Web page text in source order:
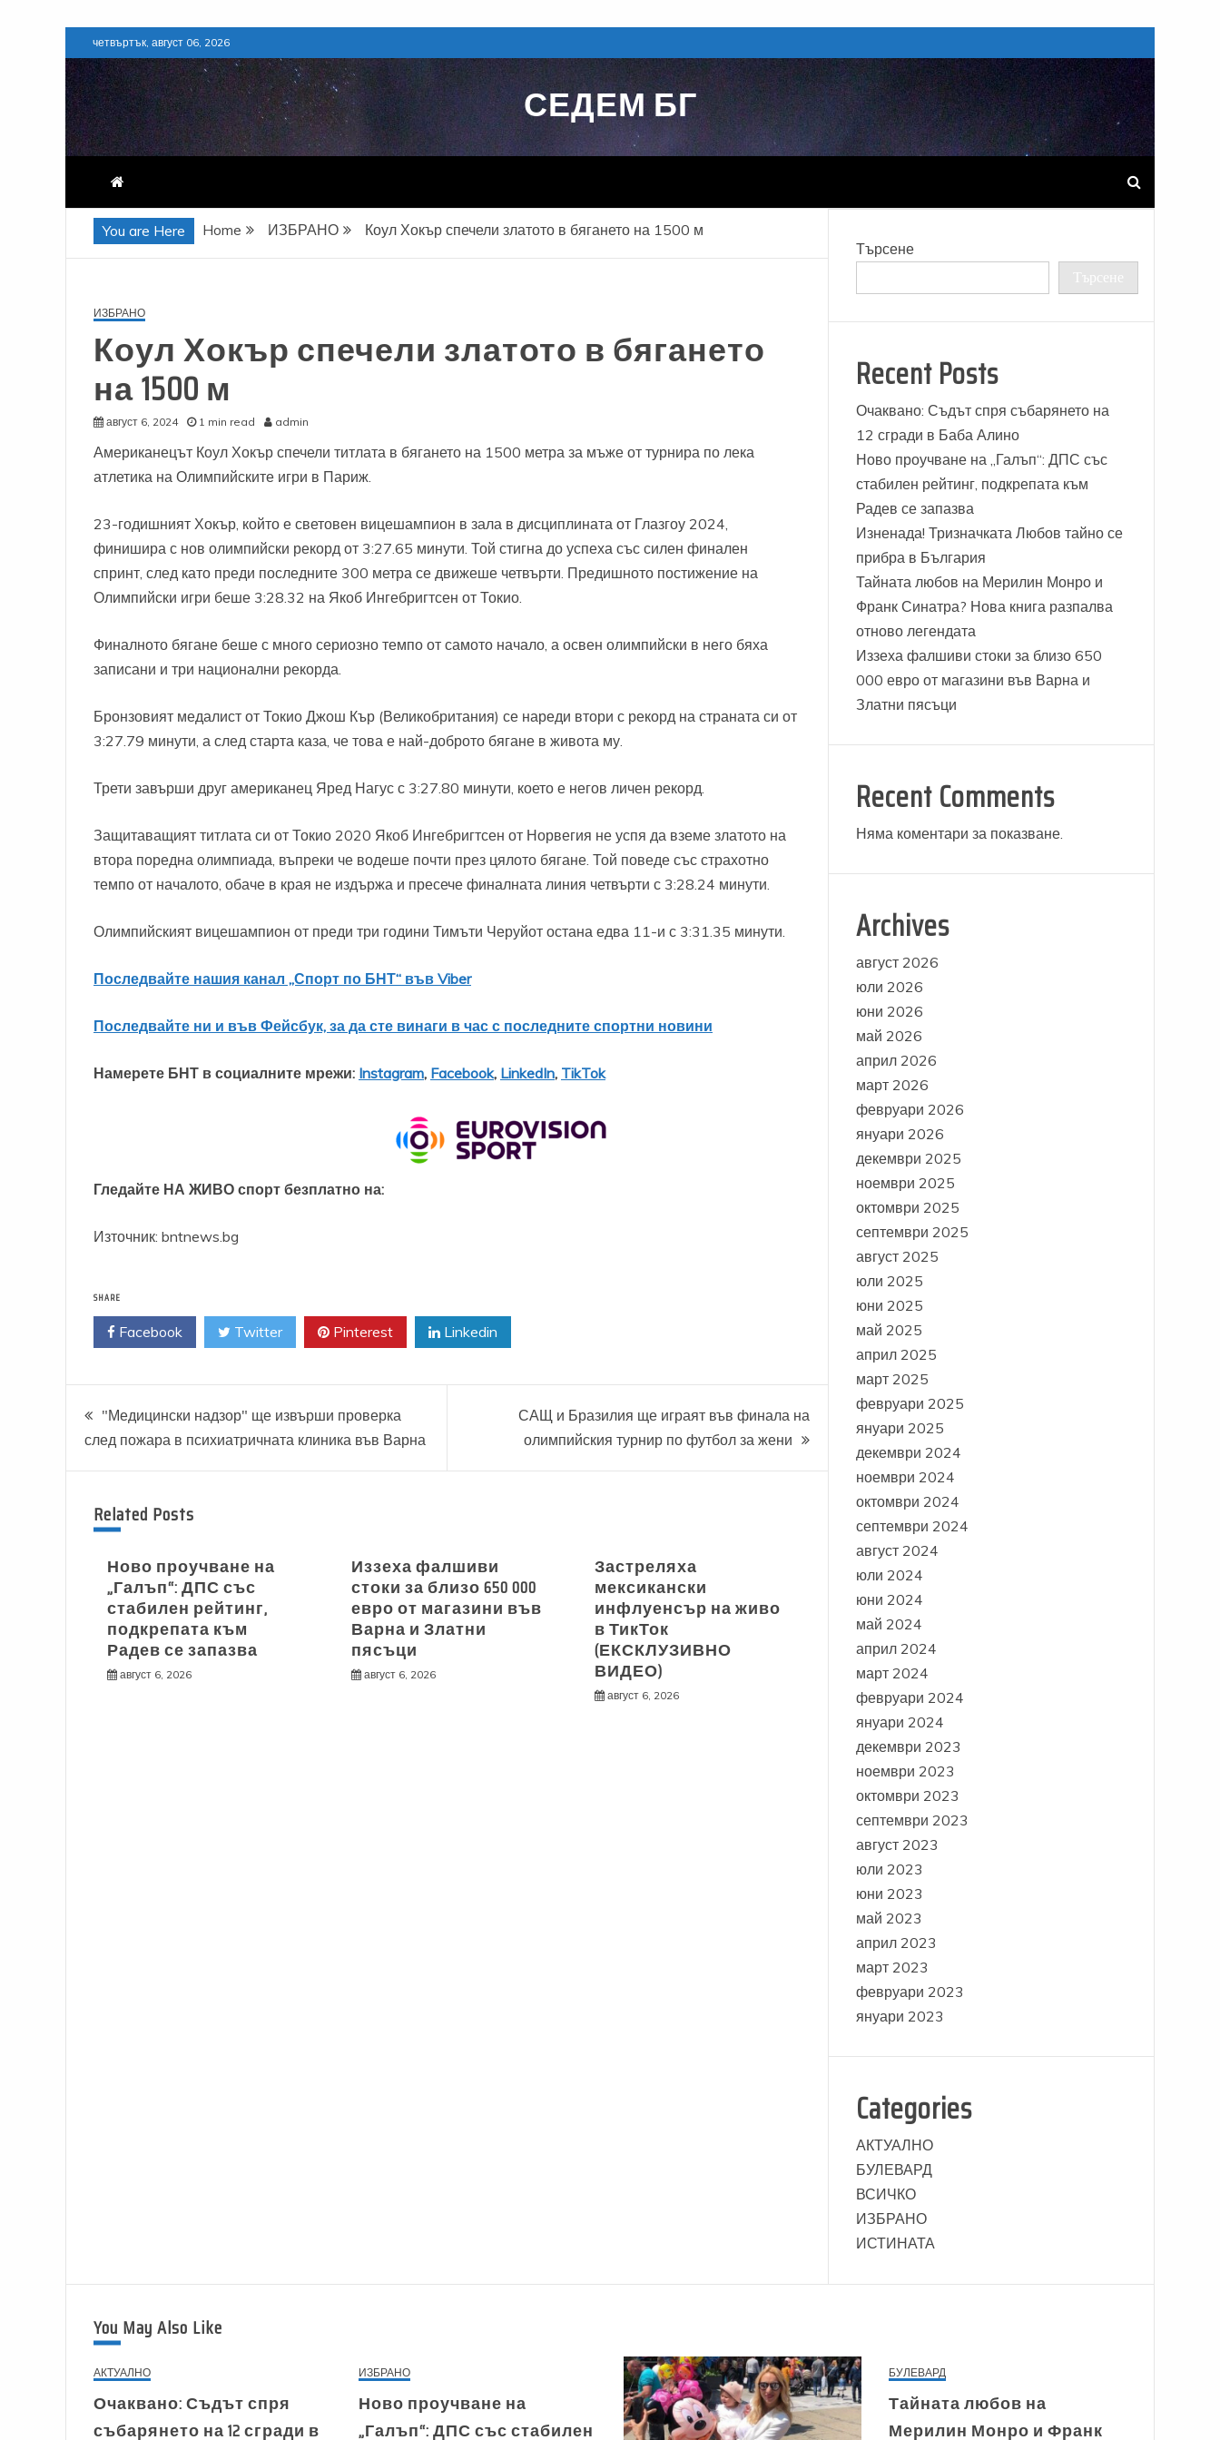
to
content
четвъртък, август 06, 2026
СЕДЕМ БГ
You are Here Home ИЗБРАНО Коул Хокър спечели златото в бягането на 1500 м
ИЗБРАНО
Коул Хокър спечели златото в бягането
на 1500 м
август 6, 2024 1 min read admin
Американецът Коул Хокър спечели титлата в бягането на 1500 метра за мъже от турнира по лека
атлетика на Олимпийските игри в Париж.
23-годишният Хокър, който е световен вицешампион в зала в дисциплината от Глазгоу 2024,
финишира с нов олимпийски рекорд от 3:27.65 минути. Той стигна до успеха със силен финален
спринт, след като преди последните 300 метра се движеше четвърти. Предишното постижение на
Олимпийски игри беше 3:28.32 на Якоб Ингебригтсен от Токио.
Финалното бягане беше с много сериозно темпо от самото начало, а освен олимпийски в него бяха
записани и три национални рекорда.
Бронзовият медалист от Токио Джош Кър (Великобритания) се нареди втори с рекорд на страната си от
3:27.79 минути, а след старта каза, че това е най-доброто бягане в живота му.
Трети завърши друг американец Яред Нагус с 3:27.80 минути, което е негов личен рекорд.
Защитаващият титлата си от Токио 2020 Якоб Ингебригтсен от Норвегия не успя да вземе златото на
втора поредна олимпиада, въпреки че водеше почти през цялото бягане. Той поведе със страхотно
темпо от началото, обаче в края не издържа и пресече финалната линия четвърти с 3:28.24 минути.
Олимпийският вицешампион от преди три години Тимъти Черуйот остана едва 11-и с 3:31.35 минути.
Последвайте нашия канал „Спорт по БНТ“ във Viber
Последвайте ни и във Фейсбук, за да сте винаги в час с последните спортни новини
Намерете БНТ в социалните мрежи: Instagram, Facebook, LinkedIn, TikTok
Гледайте НА ЖИВО спорт безплатно на:
Източник: bntnews.bg
SHARE
Facebook Twitter Pinterest Linkedin
Навигация
"Медицински надзор" ще извърши проверка
след пожара в психиатричната клиника във Варна
САЩ и Бразилия ще играят във финала на
олимпийския турнир по футбол за жени
Related Posts
Ново проучване на
„Галъп“: ДПС със
стабилен рейтинг,
подкрепата към
Радев се запазва
август 6, 2026
Иззеха фалшиви
стоки за близо 650 000
евро от магазини във
Варна и Златни
пясъци
август 6, 2026
Застреляха
мексикански
инфлуенсър на живо
в ТикТок
(ЕКСКЛУЗИВНО
ВИДЕО)
август 6, 2026
Търсене
Търсене
Recent Posts
Очаквано: Съдът спря събарянето на
12 сгради в Баба Алино
Ново проучване на „Галъп“: ДПС със
стабилен рейтинг, подкрепата към
Радев се запазва
Изненада! Тризначката Любов тайно се
прибра в България
Тайната любов на Мерилин Монро и
Франк Синатра? Нова книга разпалва
отново легендата
Иззеха фалшиви стоки за близо 650
000 евро от магазини във Варна и
Златни пясъци
Recent Comments
Няма коментари за показване.
Archives
август 2026
юли 2026
юни 2026
май 2026
април 2026
март 2026
февруари 2026
януари 2026
декември 2025
ноември 2025
октомври 2025
септември 2025
август 2025
юли 2025
юни 2025
май 2025
април 2025
март 2025
февруари 2025
януари 2025
декември 2024
ноември 2024
октомври 2024
септември 2024
август 2024
юли 2024
юни 2024
май 2024
април 2024
март 2024
февруари 2024
януари 2024
декември 2023
ноември 2023
октомври 2023
септември 2023
август 2023
юли 2023
юни 2023
май 2023
април 2023
март 2023
февруари 2023
януари 2023
Categories
АКТУАЛНО
БУЛЕВАРД
ВСИЧКО
ИЗБРАНО
ИСТИНАТА
You May Also Like
АКТУАЛНО
Очаквано: Съдът спря
събарянето на 12 сгради в
ИЗБРАНО
Ново проучване на
„Галъп“: ДПС със стабилен
БУЛЕВАРД
Тайната любов на
Мерилин Монро и Франк